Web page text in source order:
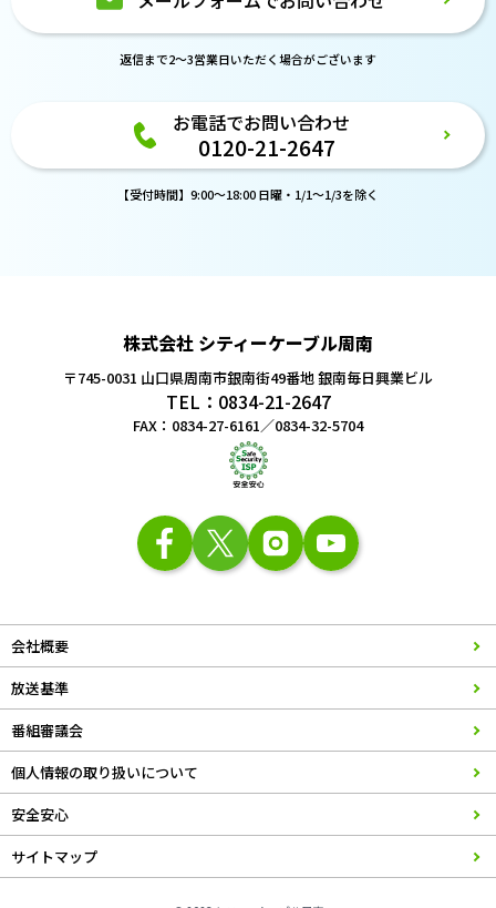
返信まで2～3営業日いただく場合がございます
お電話でお問い合わせ
0120-21-2647
【受付時間】9:00～18:00 日曜・1/1～1/3を除く
株式会社 シティーケーブル周南
〒745-0031 山口県周南市銀南街49番地銀南毎日興業ビル
TEL：0834-21-2647
FAX：0834-27-6161／0834-32-5704
会社概要
放送基準
番組審議会
個人情報の取り扱いについて
安全安心
サイトマップ